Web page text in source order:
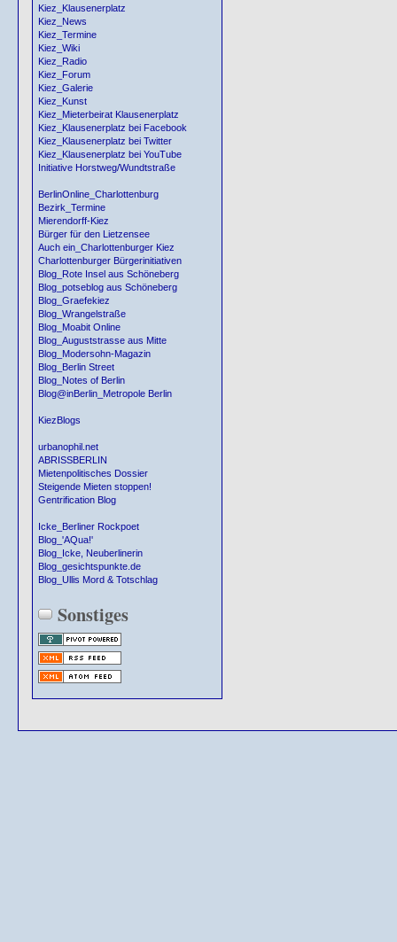
Kiez_Klausenerplatz
Kiez_News
Kiez_Termine
Kiez_Wiki
Kiez_Radio
Kiez_Forum
Kiez_Galerie
Kiez_Kunst
Kiez_Mieterbeirat Klausenerplatz
Kiez_Klausenerplatz bei Facebook
Kiez_Klausenerplatz bei Twitter
Kiez_Klausenerplatz bei YouTube
Initiative Horstweg/Wundtstraße
BerlinOnline_Charlottenburg
Bezirk_Termine
Mierendorff-Kiez
Bürger für den Lietzensee
Auch ein_Charlottenburger Kiez
Charlottenburger Bürgerinitiativen
Blog_Rote Insel aus Schöneberg
Blog_potseblog aus Schöneberg
Blog_Graefekiez
Blog_Wrangelstraße
Blog_Moabit Online
Blog_Auguststrasse aus Mitte
Blog_Modersohn-Magazin
Blog_Berlin Street
Blog_Notes of Berlin
Blog@inBerlin_Metropole Berlin
KiezBlogs
urbanophil.net
ABRISSBERLIN
Mietenpolitisches Dossier
Steigende Mieten stoppen!
Gentrification Blog
Icke_Berliner Rockpoet
Blog_'AQua!'
Blog_Icke, Neuberlinerin
Blog_gesichtspunkte.de
Blog_Ullis Mord & Totschlag
Sonstiges